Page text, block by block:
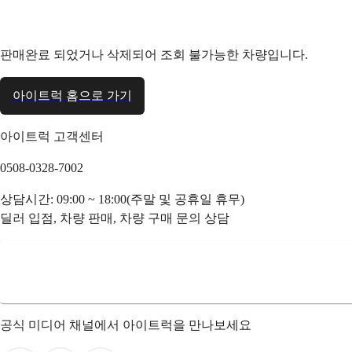
판매완료 되었거나 삭제되어 조회 불가능한 차량입니다.
아이트럭 홈으로 가기
아이트럭 고객센터
0508-0328-7002
상담시간: 09:00 ~ 18:00(주말 및 공휴일 휴무)
딜러 입점, 차량 판매, 차량 구매 문의 상담
공식 미디어 채널에서 아이트럭을 만나보세요